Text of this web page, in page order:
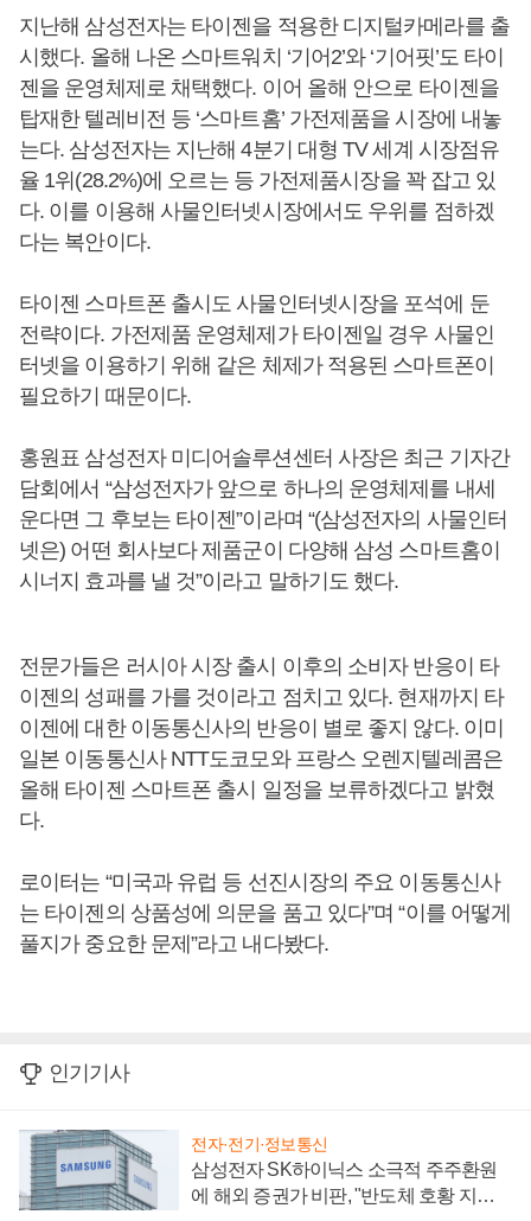
지난해 삼성전자는 타이젠을 적용한 디지털카메라를 출
시했다. 올해 나온 스마트워치 ‘기어2’와 ‘기어핏’도 타이
젠을 운영체제로 채택했다. 이어 올해 안으로 타이젠을
탑재한 텔레비전 등 ‘스마트홈’ 가전제품을 시장에 내놓
는다. 삼성전자는 지난해 4분기 대형 TV 세계 시장점유
율 1위(28.2%)에 오르는 등 가전제품시장을 꽉 잡고 있
다. 이를 이용해 사물인터넷시장에서도 우위를 점하겠
다는 복안이다.
타이젠 스마트폰 출시도 사물인터넷시장을 포석에 둔
전략이다. 가전제품 운영체제가 타이젠일 경우 사물인
터넷을 이용하기 위해 같은 체제가 적용된 스마트폰이
필요하기 때문이다.
홍원표 삼성전자 미디어솔루션센터 사장은 최근 기자간
담회에서 “삼성전자가 앞으로 하나의 운영체제를 내세
운다면 그 후보는 타이젠”이라며 “(삼성전자의 사물인터
넷은) 어떤 회사보다 제품군이 다양해 삼성 스마트홈이
시너지 효과를 낼 것”이라고 말하기도 했다.
전문가들은 러시아 시장 출시 이후의 소비자 반응이 타
이젠의 성패를 가를 것이라고 점치고 있다. 현재까지 타
이젠에 대한 이동통신사의 반응이 별로 좋지 않다. 이미
일본 이동통신사 NTT도코모와 프랑스 오렌지텔레콤은
올해 타이젠 스마트폰 출시 일정을 보류하겠다고 밝혔
다.
로이터는 “미국과 유럽 등 선진시장의 주요 이동통신사
는 타이젠의 상품성에 의문을 품고 있다”며 “이를 어떻게
풀지가 중요한 문제”라고 내다봤다.
인기기사
전자·전기·정보통신
삼성전자 SK하이닉스 소극적 주주환원
에 해외 증권가 비판, "반도체 호황 지속